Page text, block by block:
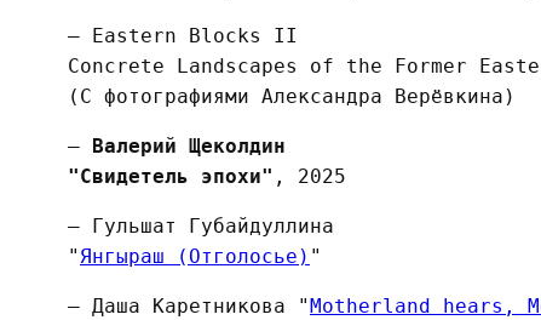
— Eastern Blocks II
Concrete Landscapes of the Former
(С фотографиями Александра Верёвкина)
—
Валерий Щеколдин
"Свидетель эпохи" , 2025
— Гульшат Губайдуллина
"Янгыраш (Отголосье) "
— Даша Каретникова " Motherland hears,